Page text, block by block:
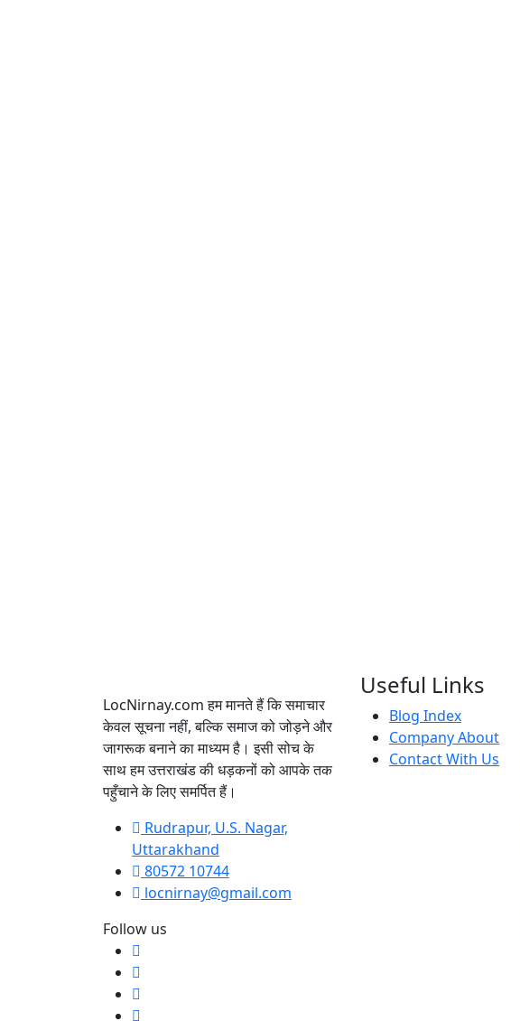
LocNirnay.com हम मानते हैं कि समाचार
केवल सूचना नहीं, बल्कि समाज को जोड़ने और
जागरूक बनाने का माध्यम है। इसी सोच के
साथ हम उत्तराखंड की धड़कनों को आपके तक
पहुँचाने के लिए समर्पित हैं।
Rudrapur, U.S. Nagar,
Uttarakhand
80572 10744
locnirnay@gmail.com
Follow us
Useful Links
Blog Index
Company About
Contact With Us